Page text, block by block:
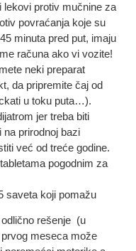
lekovi protiv mučnine za
povraćanja koje su
minuta pred put, imaju
računa ako vi vozite!
neki preparat
da pripremite čaj od
u toku puta…).
jer treba biti
prirodnoj bazi
već od treće godine.
pogodnim za
rešenje (u
meseca može